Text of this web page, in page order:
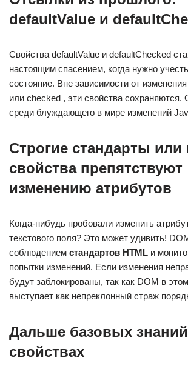
defaultValue и
Свойства defaultValue и defaultChecked
настоящим спасением, когда нужно
состояние. Вне зависимости от
или checked , эти свойства сохраняются.
среди блуждающего в мире изменений
Строгие стандарты или
свойства препятствуют
изменению атрибутов
Когда-нибудь пробовали изменить
текстового поля? Это может удивить!
соблюдением стандартов HTML и
попытки изменений. Если изменения
будут заблокированы, так как DOM в
выступает как непреклонный страж
Дальше базовых
свойствах